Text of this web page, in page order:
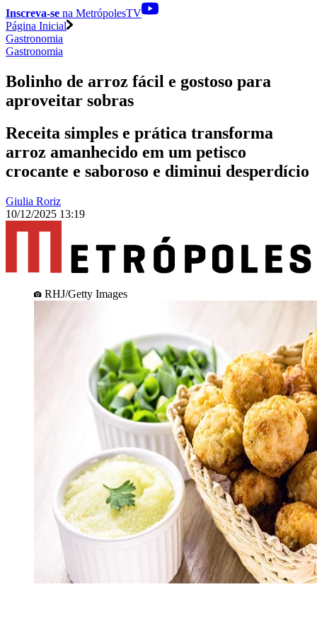
Inscreva-se na MetrópolesTV
Página Inicial
Gastronomia
Gastronomia
Bolinho de arroz fácil e gostoso para
aproveitar sobras
Receita simples e prática transforma
arroz amanhecido em um petisco
crocante e saboroso e diminui desperdício
Giulia Roriz
10/12/2025 13:19
RHJ/Getty Images